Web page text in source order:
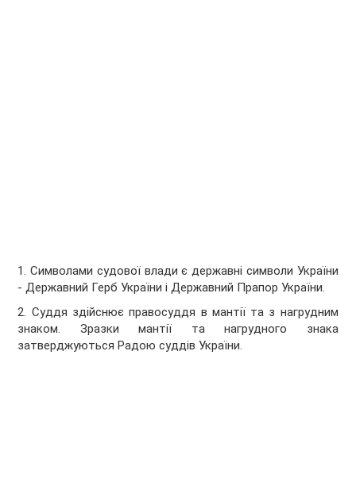
1. Символами судової влади є державні символи України
- Державний Герб України і Державний Прапор України.
2. Суддя здійснює правосуддя в мантії та з нагрудним
знаком. Зразки мантії та нагрудного знака
затверджуються Радою суддів України.